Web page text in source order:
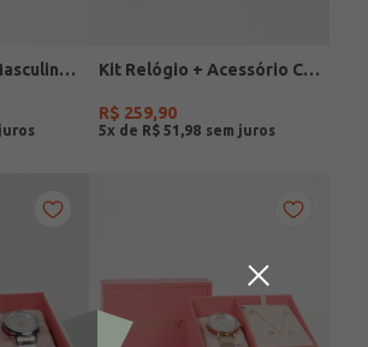
Relógio Condor Masculino PRETO Kit Relógio + Acessório Condor Feminino DOURADO
R$ 259,90
5x de R$ 51 98